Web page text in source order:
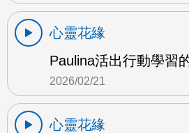
心靈花緣
Paulina活出行動學習
2026/02/21
心靈花緣